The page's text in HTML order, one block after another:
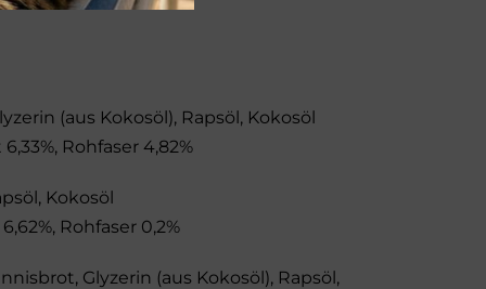
(aus Kokosöl), Rapsöl, Kokosöl
Rohfaser 4,82%
Kokosöl
Rohfaser 0,2%
Glyzerin (aus Kokosöl), Rapsöl,